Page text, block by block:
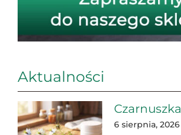
Aktualności
Czarnuszka
6 sierpnia, 2026